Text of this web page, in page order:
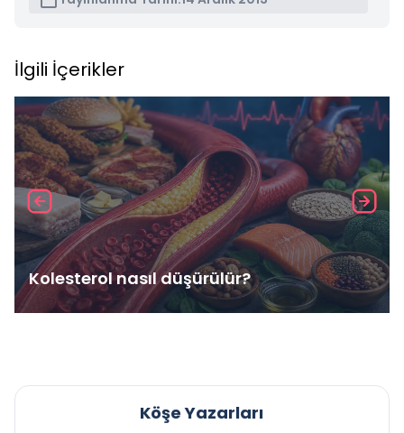
İlgili İçerikler
Kolesterol nasıl düşürülür?
Köşe Yazarları